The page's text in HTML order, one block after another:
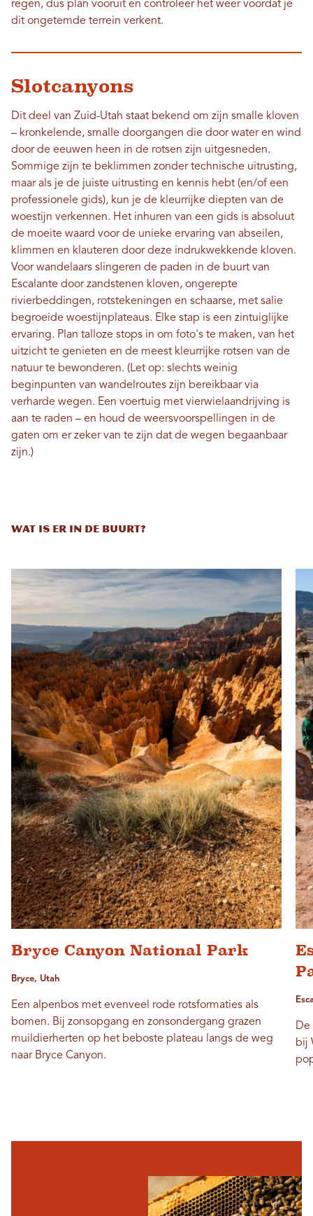
regen, dus plan vooruit en controleer het weer voordat je
dit ongetemde terrein verkent.
Slotcanyons
Dit deel van Zuid-Utah staat bekend om zijn smalle kloven
– kronkelende, smalle doorgangen die door water en wind
door de eeuwen heen in de rotsen zijn uitgesneden.
Sommige zijn te beklimmen zonder technische uitrusting,
maar als je de juiste uitrusting en kennis hebt (en/of een
professionele gids), kun je de kleurrijke diepten van de
woestijn verkennen. Het inhuren van een gids is absoluut
de moeite waard voor de unieke ervaring van abseilen,
klimmen en klauteren door deze indrukwekkende kloven.
Voor wandelaars slingeren de paden in de buurt van
Escalante door zandstenen kloven, ongerepte
rivierbeddingen, rotstekeningen en schaarse, met salie
begroeide woestijnplateaus. Elke stap is een zintuiglijke
ervaring. Plan talloze stops in om foto's te maken, van het
uitzicht te genieten en de meest kleurrijke rotsen van de
natuur te bewonderen. (Let op: slechts weinig
beginpunten van wandelroutes zijn bereikbaar via
verharde wegen. Een voertuig met vierwielaandrijving is
aan te raden – en houd de weersvoorspellingen in de
gaten om er zeker van te zijn dat de wegen begaanbaar
zijn.)
WAT IS ER IN DE BUURT?
Bryce Canyon National Park
Bryce, Utah
Een alpenbos met evenveel rode rotsformaties als
bomen. Bij zonsopgang en zonsondergang grazen
muildierherten op het beboste plateau langs de weg
naar Bryce Canyon.
De
bij